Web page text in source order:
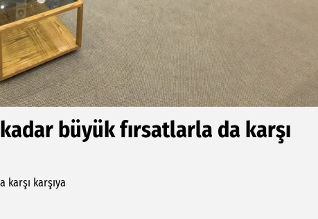
büyük fırsatlarla da karşı
karşı karşıya